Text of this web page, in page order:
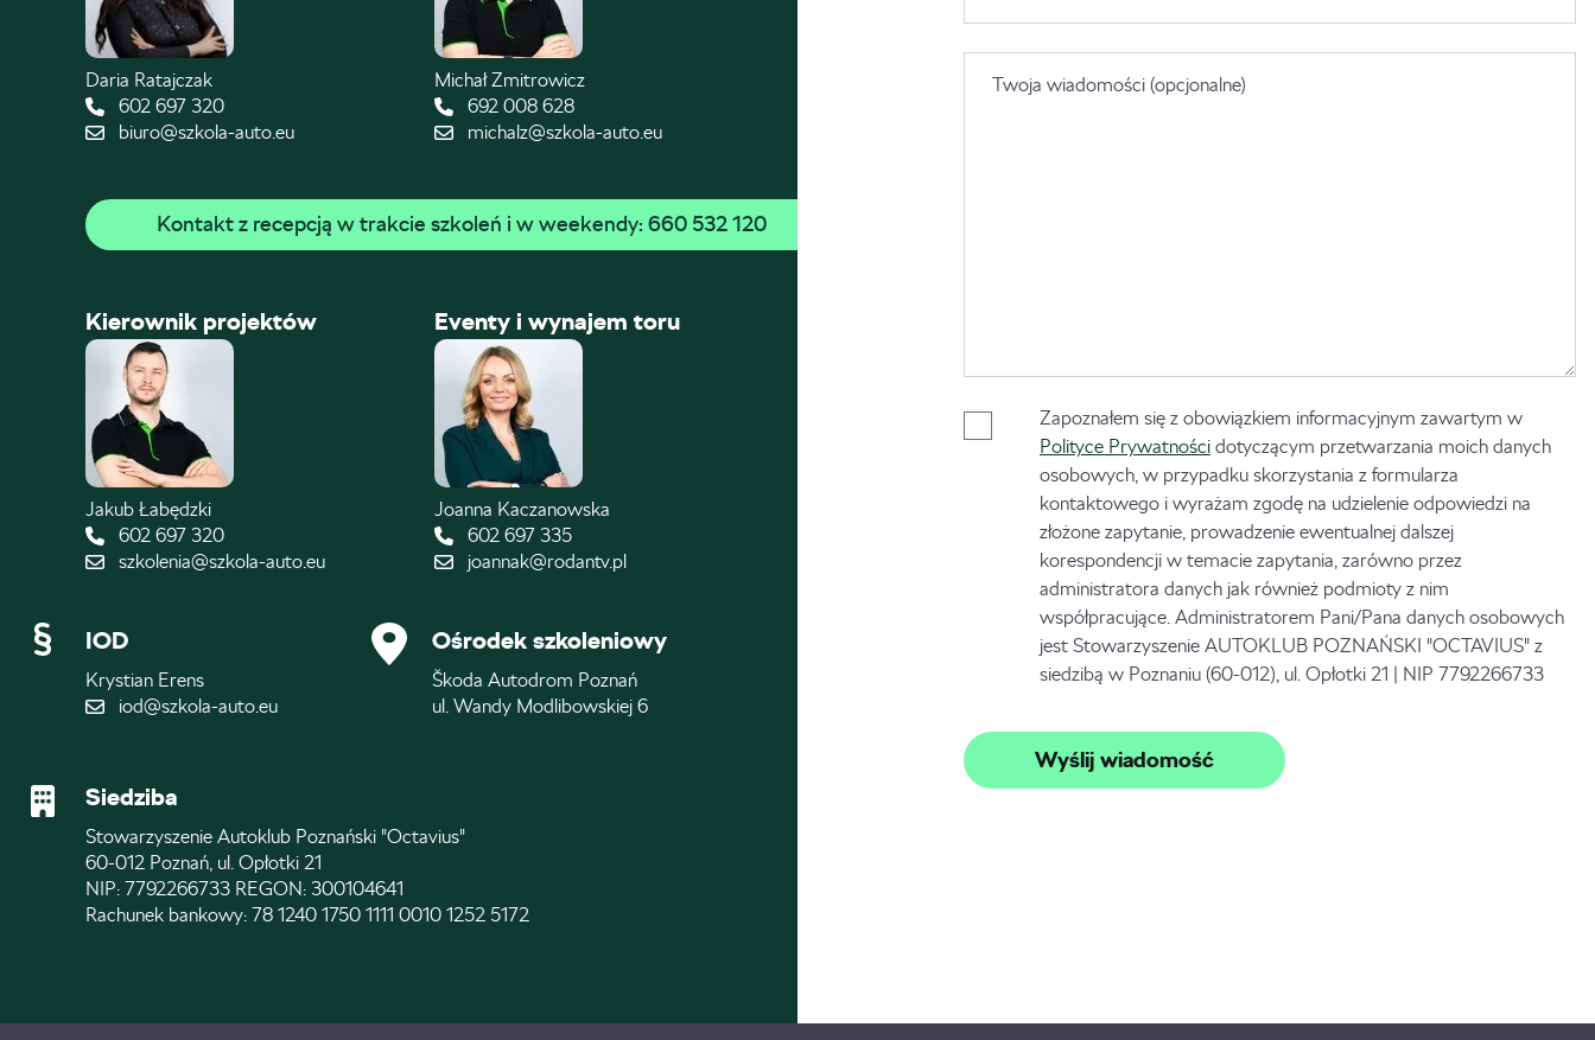
Daria Ratajczak
602 697 320
biuro@szkola-auto.eu
Michał Zmitrowicz
692 008 628
michalz@szkola-auto.eu
Kontakt z recepcją w trakcie szkoleń i w weekendy: 660 532 120
Kierownik projektów
Jakub Łabędzki
602 697 320
szkolenia@szkola-auto.eu
Eventy i wynajem toru
Joanna Kaczanowska
602 697 335
joannak@rodantv.pl
IOD
Krystian Erens
iod@szkola-auto.eu
Ośrodek szkoleniowy
Škoda Autodrom Poznań
ul. Wandy Modlibowskiej 6
Siedziba
Stowarzyszenie Autoklub Poznański "Octavius"
60-012 Poznań, ul. Opłotki 21
NIP: 7792266733 REGON: 300104641
Rachunek bankowy: 78 1240 1750 1111 0010 1252 5172
Twoja wiadomości (opcjonalne)
Zapoznałem się z obowiązkiem informacyjnym zawartym w
Polityce Prywatnościdotyczącym przetwarzania moich danych
osobowych, w przypadku skorzystania z formularza
kontaktowego i wyrażam zgodę na udzielenie odpowiedzi na
złożone zapytanie, prowadzenie ewentualnej dalszej
korespondencji w temacie zapytania, zarówno przez
administratora danych jak również podmioty z nim
współpracujące. Administratorem Pani/Pana danych osobowych
jest Stowarzyszenie AUTOKLUB POZNAŃSKI "OCTAVIUS" z
siedzibą w Poznaniu (60-012), ul. Opłotki 21 | NIP 7792266733